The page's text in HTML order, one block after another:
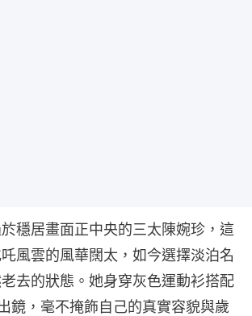
穩居畫面正中央的三太陳婉珍，這
風雲的風華闊太，如今選擇淡泊名
去的狀態。她身穿灰色運動衫搭配
鏡，毫不掩飾自己的真實容貌與歲